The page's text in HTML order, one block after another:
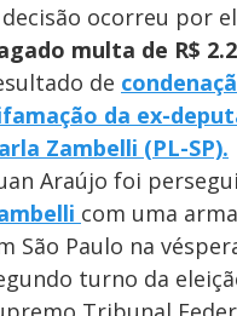
ocorreu por
multa de R$
de
da ex-
Zambelli (PL-SP).
Araújo foi
com uma
São Paulo na
turno da